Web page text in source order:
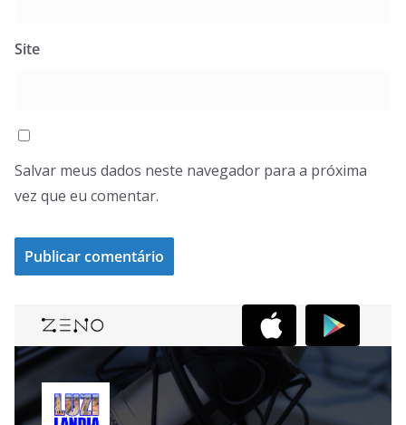
Site
Salvar meus dados neste navegador para a próxima
vez que eu comentar.